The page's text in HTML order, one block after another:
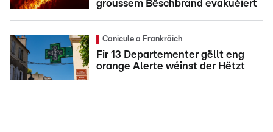
groussem Bëschbrand evakuéiert
Canicule a Frankräich
Fir 13 Departementer gëllt eng
orange Alerte wéinst der Hëtzt